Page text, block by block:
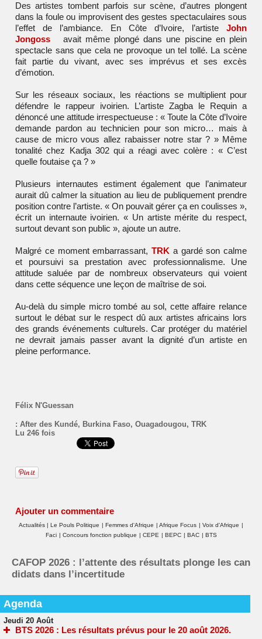
Des artistes tombent parfois sur scène, d’autres plongent
dans la foule ou improvisent des gestes spectaculaires sous
l’effet de l’ambiance. En Côte d’Ivoire, l’artiste John
Jongoss avait même plongé dans une piscine en plein
spectacle sans que cela ne provoque un tel tollé. La scène
fait partie du vivant, avec ses imprévus et ses excès
d’émotion.
Sur les réseaux sociaux, les réactions se multiplient pour
défendre le rappeur ivoirien. L’artiste Zagba le Requin a
dénoncé une attitude irrespectueuse : « Toute la Côte d’Ivoire
demande pardon au technicien pour son micro… mais à
cause de micro vous allez rabaisser notre star ? » Même
tonalité chez Kadja 302qui a réagi avec colère : « C’est
quelle foutaise ça ? »
Plusieurs internautes estiment également que l’animateur
aurait dû calmer la situation au lieu de publiquement prendre
position contre l’artiste. « On pouvait gérer ça en coulisses »,
écrit un internaute ivoirien. « Un artiste mérite du respect,
surtout devant son public », ajoute un autre.
Malgré ce moment embarrassant, TRK a gardé son calme
et poursuivi sa prestation avec professionnalisme. Une
attitude saluée par de nombreux observateurs qui voient
dans cette séquence une leçon de maîtrise de soi.
Au-delà du simple micro tombé au sol, cette affaire relance
surtout le débat sur le respect dû aux artistes africains lors
des grands événements culturels. Car protéger du matériel
ne devrait jamais passer avant la dignité d’un artiste en
pleine performance.
Félix N'Guessan
: After des Kundé, Burkina Faso, Ouagadougou, TRK
Lu 246 fois
Ajouter un commentaire
Actualités | Le Pouls Politique | Femmes d'Afrique | Afrique Focus | Voix d'Afrique |
Faci | Concours fonction publique | CEPE | BEPC | BAC | BTS
CAFOP 2026 : l’attente des résultats plonge les can
didats dans l’incertitude
Agenda
Jeudi 20 Août
BTS 2026 : Les résultats prévus pour le 20 août 2026.